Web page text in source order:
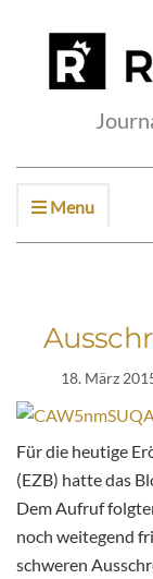
Menu
18. März
Für die heutige
(EZB) hatte das
Dem Aufruf
noch weitegend
schweren